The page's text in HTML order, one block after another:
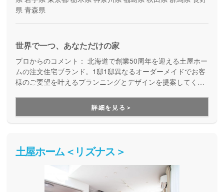
県 青森県
世界で一つ、あなただけの家
プロからのコメント：
ムの注文住宅ブランド。1邸1邸異なるオーダーメイドでお客
様のご要望を叶えるプランニングとデザインを提案してくれ
詳細を見る＞
土屋ホーム＜リズナス＞